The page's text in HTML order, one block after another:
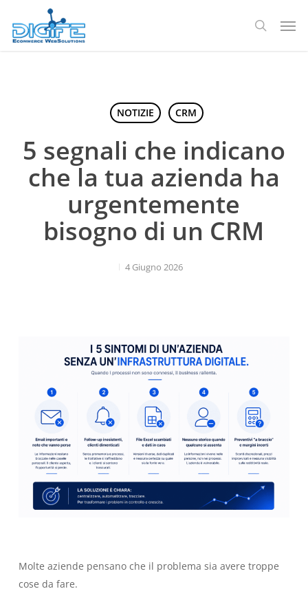
contenuto
ricerca
NOTIZIE CRM
5 segnali che indicano
che la tua azienda ha
urgentemente
bisogno di un CRM
4 Giugno 2026
Molte aziende pensano che il problema sia avere troppe
cose da fare.